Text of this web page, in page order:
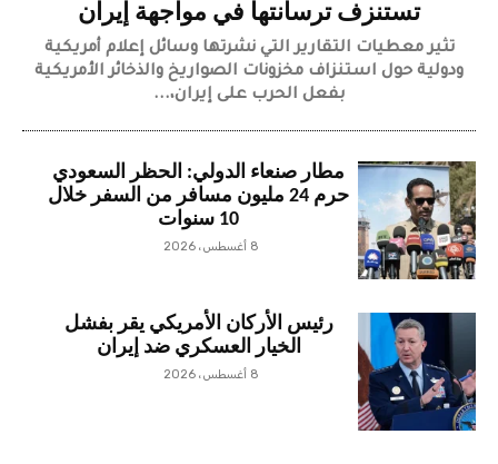
تستنزف ترسانتها في مواجهة إيران
تثير معطيات التقارير التي نشرتها وسائل إعلام أمريكية
ودولية حول استنزاف مخزونات الصواريخ والذخائر الأمريكية
بفعل الحرب على إيران،...
مطار صنعاء الدولي: الحظر السعودي
حرم 24 مليون مسافر من السفر خلال
10 سنوات
8 أغسطس، 2026
رئيس الأركان الأمريكي يقر بفشل
الخيار العسكري ضد إيران
8 أغسطس، 2026